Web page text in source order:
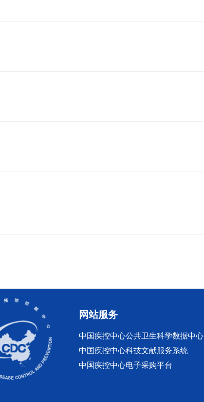
网站服务
中国疾控中心公共卫生科学数据中心
中国疾控中心科技文献服务系统
中国疾控中心电子采购平台